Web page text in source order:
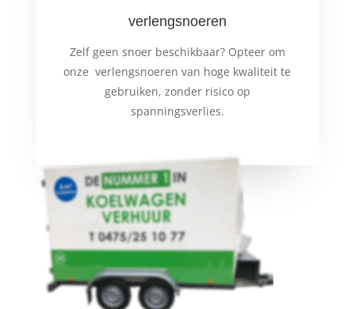
verlengsnoeren
Zelf geen snoer beschikbaar? Opteer om
onze verlengsnoeren van hoge kwaliteit te
gebruiken, zonder risico op
spanningsverlies.